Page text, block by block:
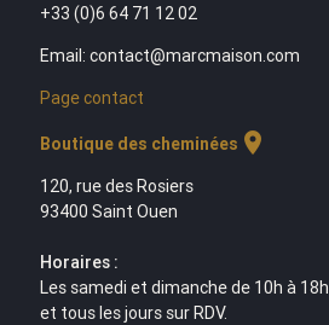
+33 (0)6 64 71 12 02
Email: contact@marcmaison.com
Page contact
Boutique des cheminées location_on
120, rue des Rosiers
93400 Saint Ouen
Horaires :
Les samedi et dimanche de 10h à 18h
et tous les jours sur RDV.